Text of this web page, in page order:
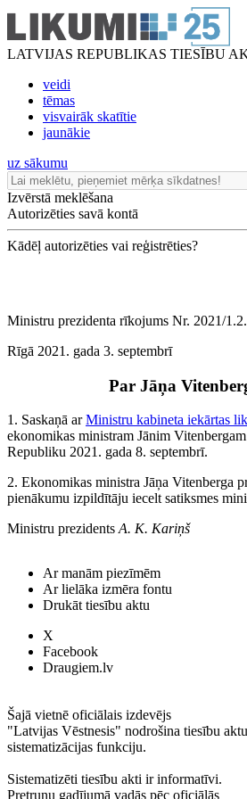
LATVIJAS REPUBLIKAS TIESĪBU
veidi
tēmas
visvairāk skatītie
jaunākie
uz sākumu
Izvērstā meklēšana
Autorizēties savā kontā
Kādēļ autorizēties vai reģistrēties?
Ministru prezidenta rīkojums Nr. 2021/
Rīgā 2021. gada 3. septembrī
Par Jāņa
1. Saskaņā arMinistru kabineta iekārtas
ekonomikas ministram Jānim
Republiku 2021. gada 8. septembrī.
2. Ekonomikas ministra Jāņa Vitenberga
pienākumu izpildītāju iecelt satiksmes
Ministru prezidentsA. K. Kariņš
Ar manām piezīmēm
Ar lielāka izmēra fontu
Drukāt tiesību aktu
X
Facebook
Draugiem.lv
Šajā vietnē oficiālais izdevējs
"Latvijas Vēstnesis" nodrošina tiesību aktu
sistematizācijas funkciju.
Sistematizēti tiesību akti ir informatīvi.
Pretrunu gadījumā vadās pēc oficiālās